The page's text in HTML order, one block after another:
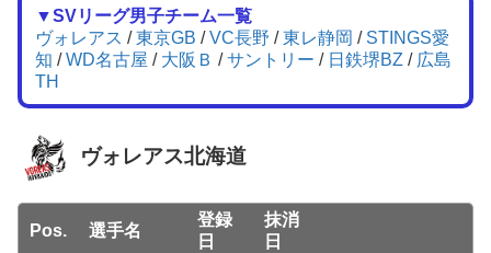
▼SVリーグ男子チーム一覧
ヴォレアス /東京GB /VC長野 /東レ静岡 / STINGS愛
知 /WD名古屋 / 大阪Ｂ /サントリー / 日鉄堺BZ / 広島
TH
ヴォレアス北海道
Pos. 選手名
登録
日
抹消
日